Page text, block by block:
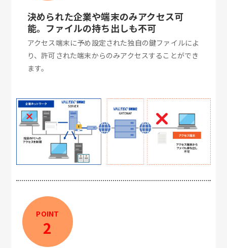
決められた企業や端末のみアクセス可
能。ファイルの持ち出しも不可
アクセス端末に予め設定された独自の鍵ファイルによ
り、許可された端末からのみアクセスすることができ
ます。
POINT
2